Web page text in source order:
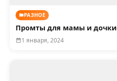
РАЗНОЕ
Промты для мамы и дочки
1 января, 2024